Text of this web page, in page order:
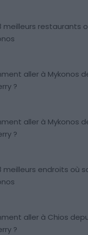
meilleurs restaurants
aller à Mykonos
?
aller à Mykonos
?
meilleurs endroits où
aller à Chios
?